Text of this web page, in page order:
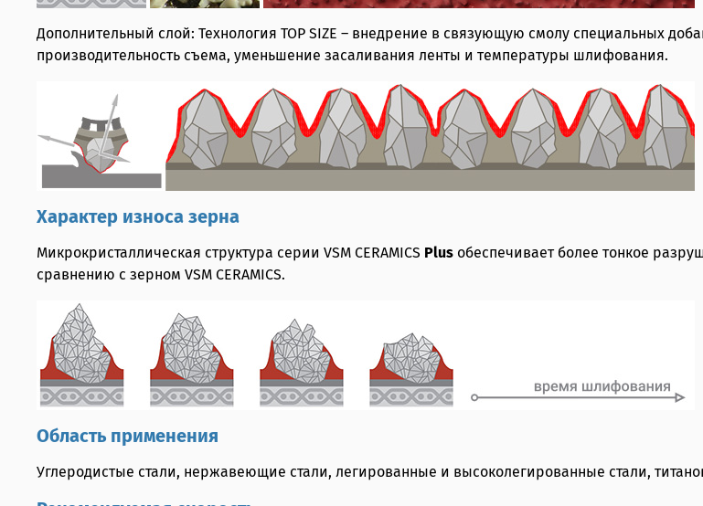
Дополнительный слой: Технология TOP SIZE – внедрение в связующую смолу специальных
производительность съема, уменьшение засаливания ленты и температуры шлифования.
Характер износа зерна
Микрокристаллическая структура серии VSM CERAMICS Plus обеспечивает более тонкое
сравнению с зерном VSM CERAMICS.
Область применения
Углеродистые стали, нержавеющие стали, легированные и высоколегированные стали,